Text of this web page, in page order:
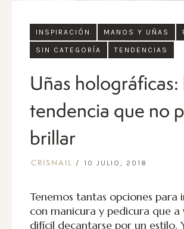
INSPIRACIÓN MANOS Y UÑAS
SIN CATEGORÍA TENDENCIAS
Uñas holográficas:
tendencia que no
brillar
CRISNAIL 10 JULIO, 2018
Tenemos tantas opciones para
con manicura y pedicura que a
difícil decantarse por un estilo.